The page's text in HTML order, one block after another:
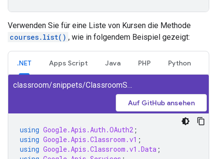
Verwenden Sie für eine Liste von Kursen die Methode
courses.list() , wie in folgendem Beispiel gezeigt:
.NET Apps Script Java PHP Python
classroom/snippets/ClassroomSnippets/ListCourses.cs
Auf GitHub ansehen
using Google.Apis.Auth.OAuth2 ;
using Google.Apis.Classroom.v1 ;
using Google.Apis.Classroom.v1.Data ;